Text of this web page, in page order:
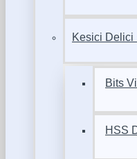
Kesici Delici
Bits
HSS